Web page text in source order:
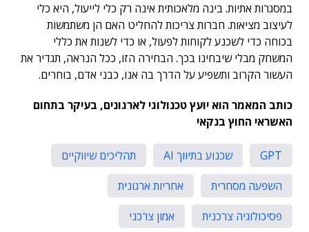
במסגרות אתיות. בינה מלאכותית אינה רק כלי לייעול, היא כלי
לעיצוב מציאות. חברות צריכות להחליט האם הן משתמשות
בכוחה כדי לשכנע לקוחות לפעול, או כדי לשנות את כללי
המשחק מבלי שיבחינו בכך. הבחירה הזו, ככל הנראה, תגדיר את
העשור הקרוב ותשפיע על הדרך בה אנו, כבני אדם, בוחרים.
כותב המאמר הוא יועץ טכנולוגי לארגונים, בעיקר בתחום
האשראי החוץ בנקאי
GPT שכנוע בתיווך AI
תהליכים שיווקיים
השפעה מסחרית
אחריות ארגונית
פסיכולוגיה צרכנית
אמון צרכני